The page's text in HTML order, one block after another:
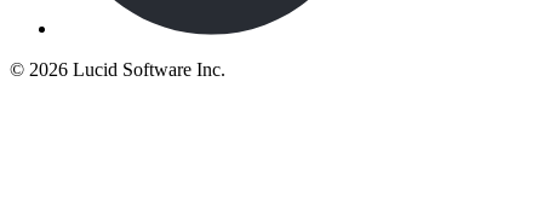
© 2026 Lucid Software Inc.